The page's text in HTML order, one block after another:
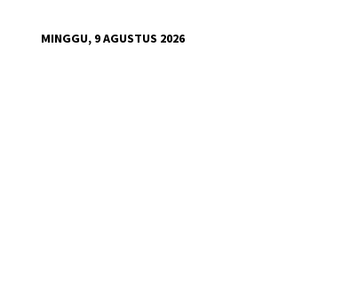
MINGGU, 9 AGUSTUS 2026